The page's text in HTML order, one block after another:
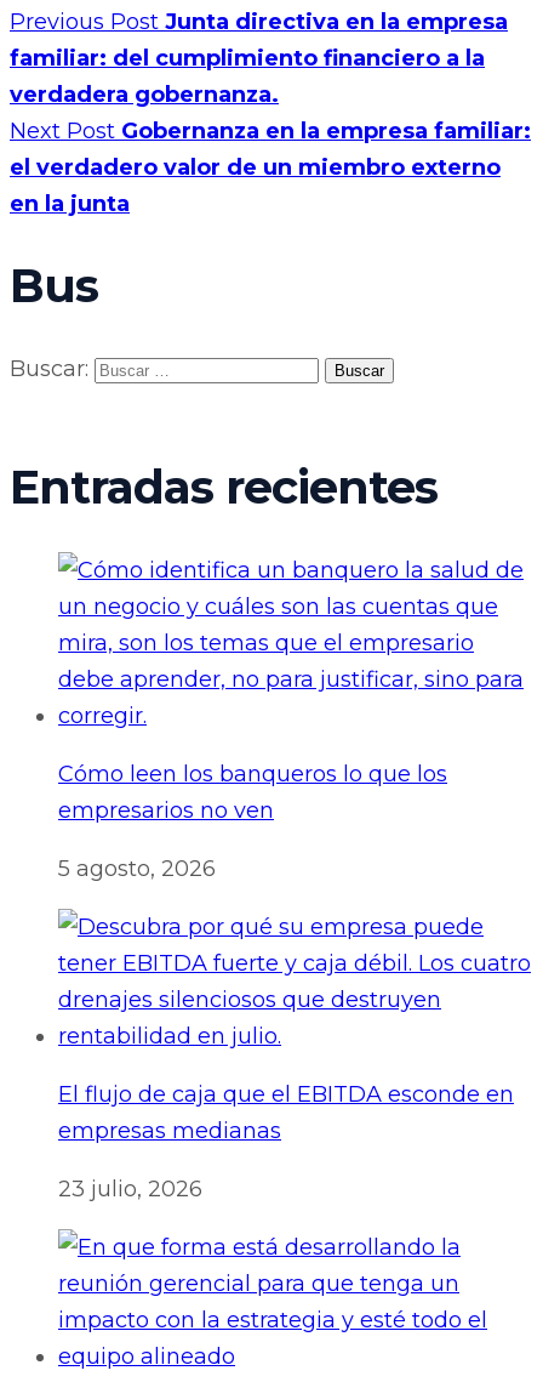
Previous Post Junta directiva en la empresa
familiar: del cumplimiento financiero a la
verdadera gobernanza.
Next Post Gobernanza en la empresa familiar:
el verdadero valor de un miembro externo
en la junta
Bus
Buscar:
Entradas recientes
Cómo leen los banqueros lo que los
empresarios no ven
5 agosto, 2026
El flujo de caja que el EBITDA esconde en
empresas medianas
23 julio, 2026